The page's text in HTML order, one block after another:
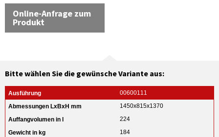
Online-Anfrage zum
Produkt
Bitte wählen Sie die gewünsche Variante aus:
00600111
1450x815x1370
224
184